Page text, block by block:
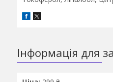
Інформація для